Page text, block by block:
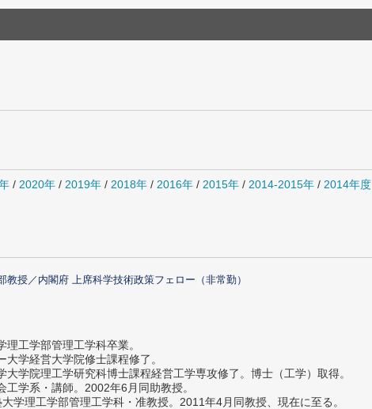
/ 2020年 / 2019年 / 2018年 / 2016年 / 2015年 / 2014-2015年 / 2014年度
教授／内閣府 上席科学技術政策フェロー（非常勤）
工学部管理工学科卒業。
学経営大学院修士課程修了。
大学院理工学研究科博士課程経営工学専攻修了。博士（工学）取得。
工学系・講師。2002年6月同助教授。
学理工学部管理工学科・准教授。2011年4月同教授、現在に至る。